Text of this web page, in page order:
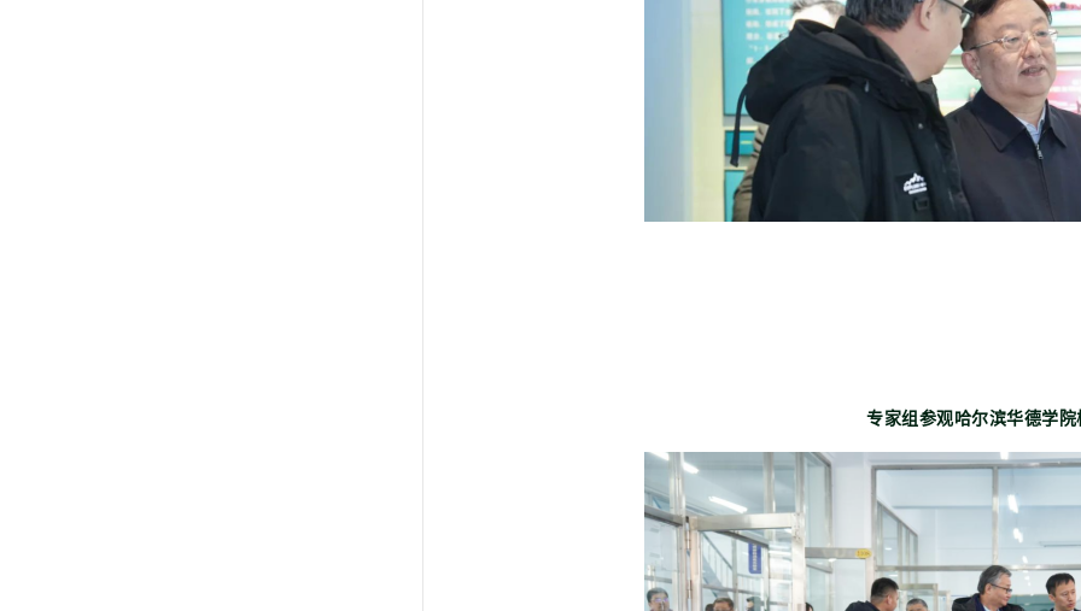
专家组参观哈尔滨华德学院